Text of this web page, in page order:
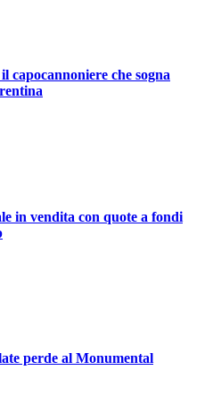
che sogna
in vendita con quote a fondi
perde al Monumental